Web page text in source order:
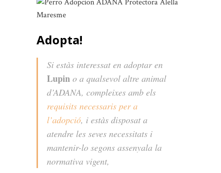
Adopta!
Si estàs interessat en adoptar en
Lupin o a qualsevol altre animal
d’ADANA, compleixes amb els
requisits necessaris per a
l’adopció, i estàs disposat a
atendre les seves necessitats i
mantenir-lo segons assenyala la
normativa vigent,